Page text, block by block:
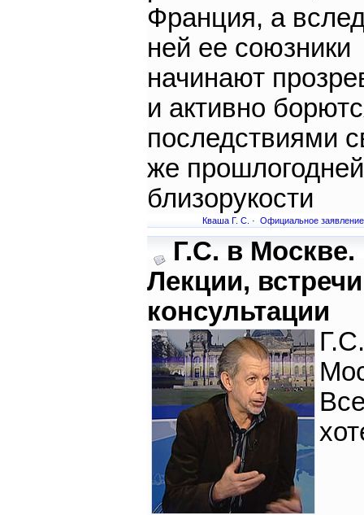
Франция, а
ней ее союзники
начинают
и активно
последствиями
же прошлогодней
близорукости
Кваша Г. С. · Официальное заявление
Г.С. в Москве.
Лекции,
консультации